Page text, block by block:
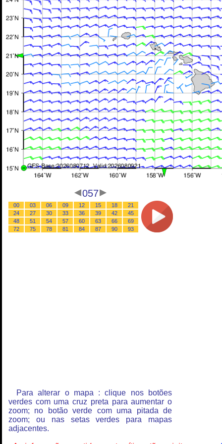
057
00 03 06 09 12 15 18
21
24
27 30 33 36 39 42
45
48
51 54 57 60 63 66
69
72
75 78 81 84 87 90 93
Para alterar o mapa : clique nos botões
verdes com uma cruz preta para aumentar o
zoom; no botão verde com uma pitada de
zoom; ou nas setas verdes para mapas
adjacentes.